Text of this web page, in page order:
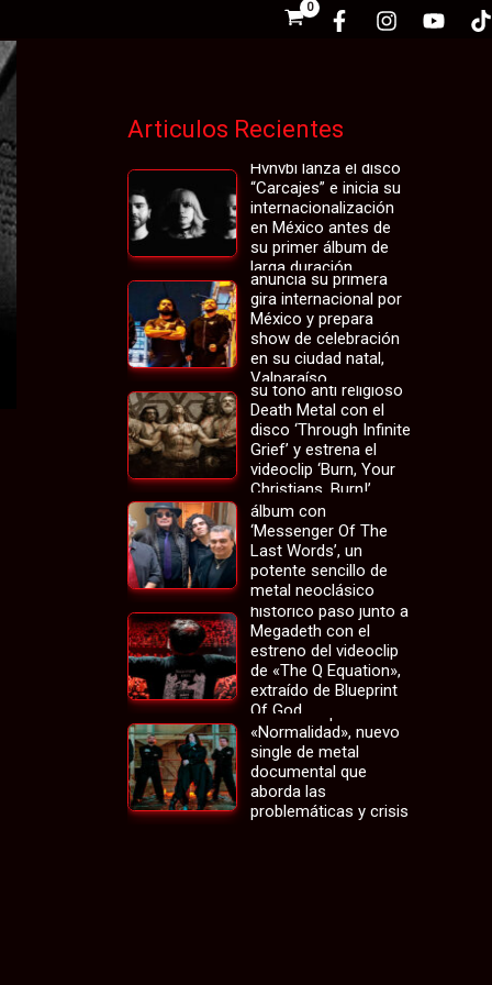
Articulos Recientes
Hvnvbi lanza el disco
“Carcajes” e inicia su
internacionalización
en México antes de
su primer álbum de
larga duración
Infernal Thorns
anuncia su primera
gira internacional por
México y prepara
show de celebración
en su ciudad natal,
Valparaíso
Necrodemon reafirma
su tono anti religioso
Death Metal con el
disco ‘Through Infinite
Grief’ y estrena el
videoclip ‘Burn, Your
Christians, Burn!’
DOMIC adelanta su
álbum con
‘Messenger Of The
Last Words’, un
potente sencillo de
metal neoclásico
Cabrio revive su
histórico paso junto a
Megadeth con el
estreno del videoclip
de «The Q Equation»,
extraído de Blueprint
Of God
La banda chilena
Asíncrono presenta
«Normalidad», nuevo
single de metal
documental que
aborda las
problemáticas y crisis